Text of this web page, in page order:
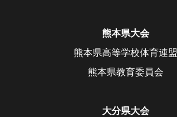
熊本県大会
熊本県高等学校体育連盟
熊本県教育委員会
大分県大会